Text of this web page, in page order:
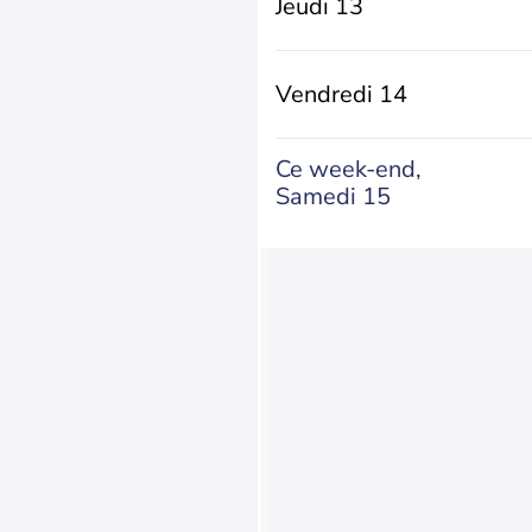
Jeudi 13
Vendredi 14
Ce week-end,
Samedi 15